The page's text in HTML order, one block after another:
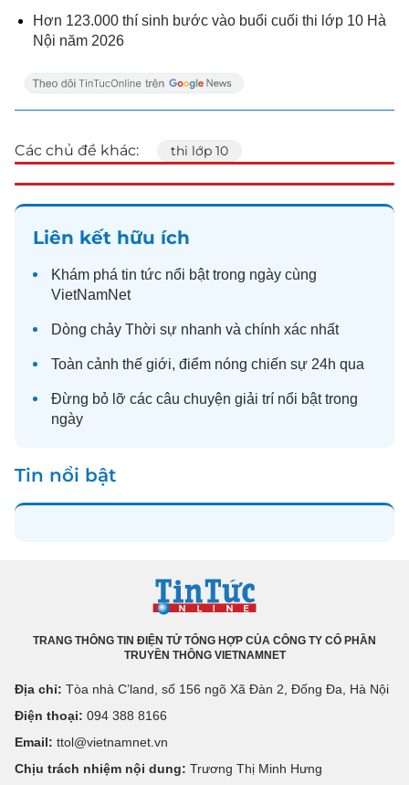
Hơn 123.000 thí sinh bước vào buổi cuối thi lớp 10 Hà
Nội năm 2026
Các chủ đề khác: thi lớp 10
Liên kết hữu ích
Khám phá tin tức nổi bật trong ngày cùng
VietNamNet
Dòng chảy Thời sự nhanh và chính xác nhất
Toàn cảnh thế giới, điểm nóng chiến sự 24h qua
Đừng bỏ lỡ các câu chuyện giải trí nổi bật trong
ngày
Tin nổi bật
TRANG THÔNG TIN ĐIỆN TỬ TỔNG HỢP CỦA CÔNG TY CỔ PHẦN
TRUYỀN THÔNG VIETNAMNET
Địa chỉ: Tòa nhà C’land, số 156 ngõ Xã Đàn 2, Đống Đa, Hà Nội
Điện thoại: 094 388 8166
Email: ttol@vietnamnet.vn
Chịu trách nhiệm nội dung: Trương Thị Minh Hưng